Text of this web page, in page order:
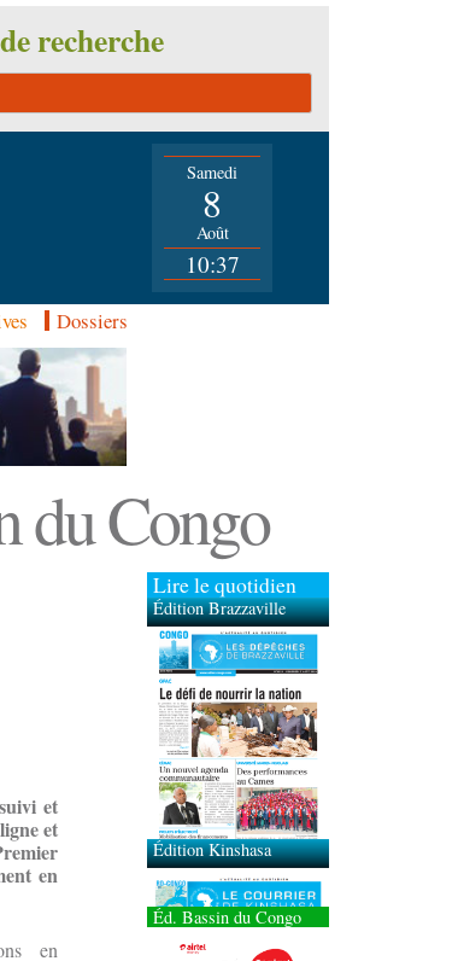
recherche
Samedi
8
Août
10:37
Dossiers
du Congo
et
et
en
en
Lire le quotidien
Édition Brazzaville
Édition Kinshasa
Éd. Bassin du Congo